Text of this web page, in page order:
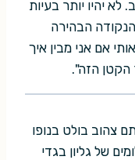
לא יהיו יותר בעיות
הבהירה
אם אני מבין איך
הקטן הזה".
צהוב בולט בנופו
של גליון בגדי